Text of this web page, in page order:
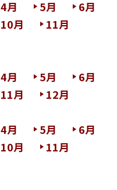
4月 5月
6月
10月
11月
4月 5月
6月
11月
12月
4月 5月
6月
10月
11月